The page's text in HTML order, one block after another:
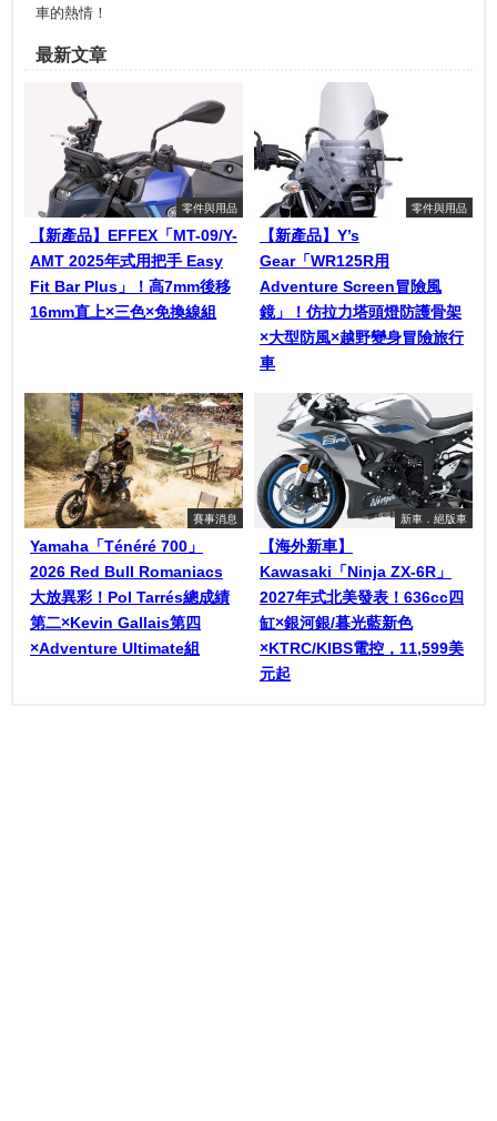
車的熱情！
最新文章
零件與用品
【新產品】EFFEX「MT-09/Y-
AMT 2025年式用把手 Easy
Fit Bar Plus」！高7mm後移
16mm直上×三色×免換線組
零件與用品
【新產品】Y’s
Gear「WR125R用
Adventure Screen冒險風
鏡」！仿拉力塔頭燈防護骨架
×大型防風×越野變身冒險旅行
車
賽事消息
Yamaha「Ténéré 700」
2026 Red Bull Romaniacs
大放異彩！Pol Tarrés總成績
第二×Kevin Gallais第四
×Adventure Ultimate組
新車．絕版車
【海外新車】
Kawasaki「Ninja ZX-6R」
2027年式北美發表！636cc四
缸×銀河銀/暮光藍新色
×KTRC/KIBS電控，11,599美
元起